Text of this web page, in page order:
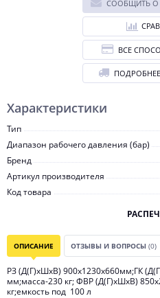
Характеристики
Тип
Диапазон рабочего давления (бар)
Бренд
Артикул производителя
Код товара
СООБЩИТЬ О
ВСЕ
ОПИСАНИЕ ОТЗЫВЫ И ВОПРОСЫ (0)
РЗ (Д(Г)хШхВ) 900х1230х660мм;ГК
мм;масса-230 кг; ФВР (Д(Г)хШхВ)
кг;емкость под 100 л